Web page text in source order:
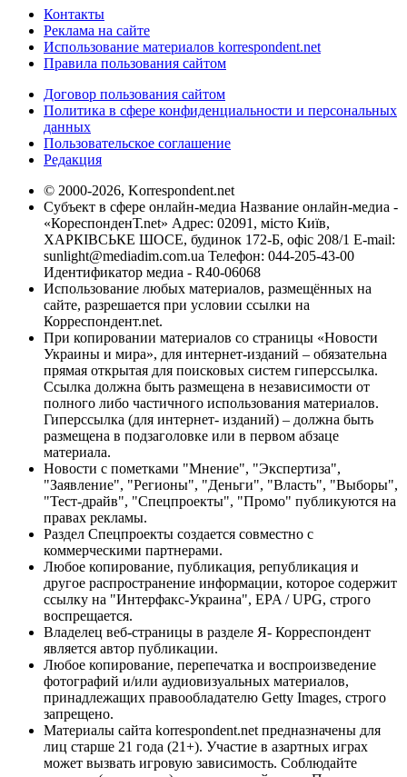
Контакты
Реклама на сайте
Использование материалов korrespondent.net
Правила пользования сайтом
Договор пользования сайтом
Политика в сфере конфиденциальности и персональных
данных
Пользовательское соглашение
Редакция
© 2000-2026, Korrespondent.net
Субъект в сфере онлайн-медиа Название онлайн-медиа -
«КореспонденТ.net» Адрес: 02091, місто Київ,
ХАРКІВСЬКЕ ШОСЕ, будинок 172-Б, офіс 208/1 E-mail:
sunlight@mediadim.com.ua Телефон: 044-205-43-00
Идентификатор медиа - R40-06068
Использование любых материалов, размещённых на
сайте, разрешается при условии ссылки на
Корреспондент.net.
При копировании материалов со страницы «Новости
Украины и мира», для интернет-изданий – обязательна
прямая открытая для поисковых систем гиперссылка.
Ссылка должна быть размещена в независимости от
полного либо частичного использования материалов.
Гиперссылка (для интернет- изданий) – должна быть
размещена в подзаголовке или в первом абзаце
материала.
Новости с пометками "Мнение", "Экспертиза",
"Заявление", "Регионы", "Деньги", "Власть", "Выборы",
"Тест-драйв", "Спецпроекты", "Промо" публикуются на
правах рекламы.
Раздел Спецпроекты создается совместно с
коммерческими партнерами.
Любое копирование, публикация, републикация и
другое распространение информации, которое содержит
ссылку на "Интерфакс-Украина", EPA / UPG, строго
воспрещается.
Владелец веб-страницы в разделе Я- Корреспондент
является автор публикации.
Любое копирование, перепечатка и воспроизведение
фотографий и/или аудиовизуальных материалов,
принадлежащих правообладателю Getty Images, строго
запрещено.
Материалы сайта korrespondent.net предназначены для
лиц старше 21 года (21+). Участие в азартных играх
может вызвать игровую зависимость. Соблюдайте